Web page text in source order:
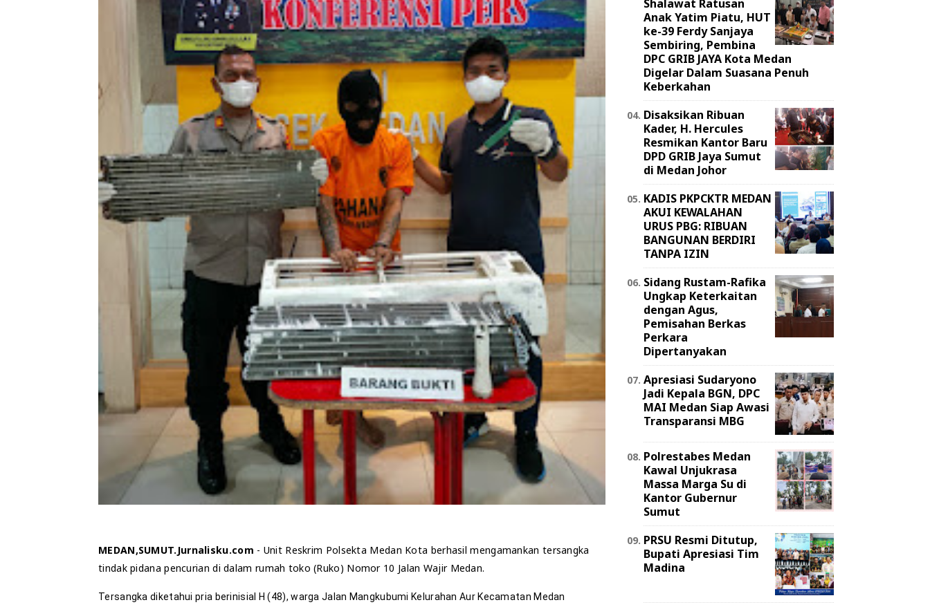
MEDAN,SUMUT.Jurnalisku.com - Unit Reskrim Polsekta Medan Kota berhasil mengamankan tersangka
tindak pidana pencurian di dalam rumah toko (Ruko) Nomor 10 Jalan Wajir Medan.
Tersangka diketahui pria berinisial H (48), warga Jalan Mangkubumi Kelurahan Aur Kecamatan Medan
Shalawat Ratusan
Anak Yatim Piatu, HUT
ke-39 Ferdy Sanjaya
Sembiring, Pembina
DPC GRIB JAYA Kota Medan
Digelar Dalam Suasana Penuh
Keberkahan
Disaksikan Ribuan
Kader, H. Hercules
Resmikan Kantor Baru
DPD GRIB Jaya Sumut
di Medan Johor
KADIS PKPCKTR MEDAN
AKUI KEWALAHAN
URUS PBG: RIBUAN
BANGUNAN BERDIRI
TANPA IZIN
Sidang Rustam-Rafika
Ungkap Keterkaitan
dengan Agus,
Pemisahan Berkas
Perkara
Dipertanyakan
Apresiasi Sudaryono
Jadi Kepala BGN, DPC
MAI Medan Siap Awasi
Transparansi MBG
Polrestabes Medan
Kawal Unjukrasa
Massa Marga Su di
Kantor Gubernur
Sumut
PRSU Resmi Ditutup,
Bupati Apresiasi Tim
Madina